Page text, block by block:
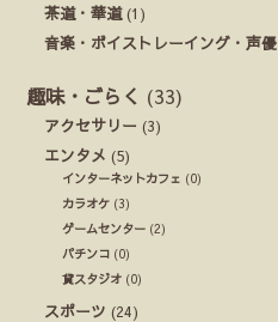
茶道・華道(1)
音楽・ボイストレーイング・声優
趣味・ごらく (33)
アクセサリー (3)
エンタメ (5)
インターネットカフェ (0)
カラオケ (3)
ゲームセンター (2)
パチンコ (0)
貸スタジオ (0)
スポーツ (24)